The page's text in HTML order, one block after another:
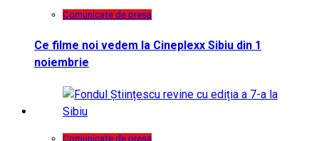
Comunicate de presa
Ce filme noi vedem la Cineplexx Sibiu din 1
noiembrie
Comunicate de presa